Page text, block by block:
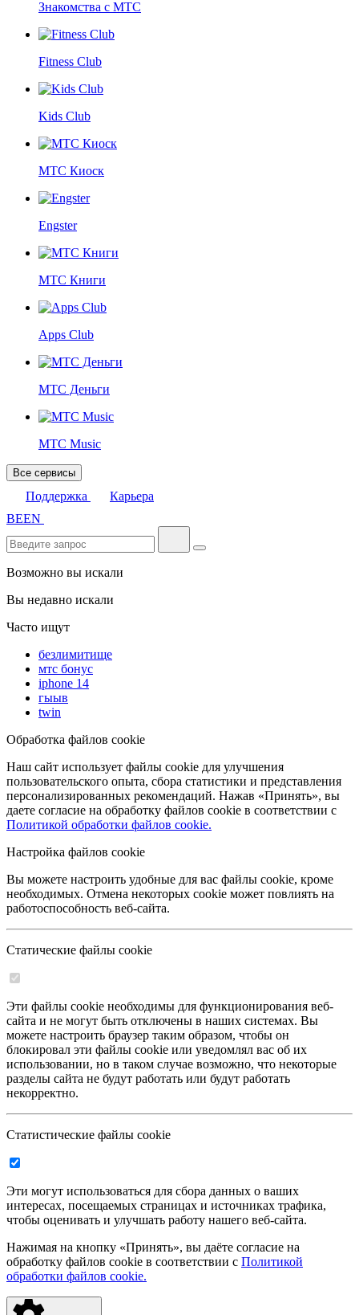
Знакомства с МТС
Fitness Club
Kids Club
МТС Киоск
Engster
МТС Книги
Apps Club
МТС Деньги
МТС Music
Все сервисы
Поддержка
Карьера
BEEN
Возможно вы искали
Вы недавно искали
Часто ищут
безлимитище
мтс бонус
iphone 14
гыыв
twin
Обработка файлов cookie
Наш сайт использует файлы cookie для улучшения
пользовательского опыта, сбора статистики и представления
персонализированных рекомендаций. Нажав «Принять», вы
даете согласие на обработку файлов cookie в соответствии с
Политикой обработки файлов cookie.
Настройка файлов cookie
Вы можете настроить удобные для вас файлы cookie, кроме
необходимых. Отмена некоторых cookie может повлиять на
работоспособность веб-сайта.
Статические файлы cookie
Эти файлы cookie необходимы для функционирования веб-
сайта и не могут быть отключены в наших системах. Вы
можете настроить браузер таким образом, чтобы он
блокировал эти файлы cookie или уведомлял вас об их
использовании, но в таком случае возможно, что некоторые
разделы сайта не будут работать или будут работать
некорректно.
Статистические файлы cookie
Эти могут использоваться для сбора данных о ваших
интересах, посещаемых страницах и источниках трафика,
чтобы оценивать и улучшать работу нашего веб-сайта.
Нажимая на кнопку «Принять», вы даёте согласие на
обработку файлов cookie в соответствии с Политикой
обработки файлов cookie.